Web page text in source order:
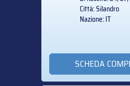
Città: Silandro
Nazione: IT
SCHEDA